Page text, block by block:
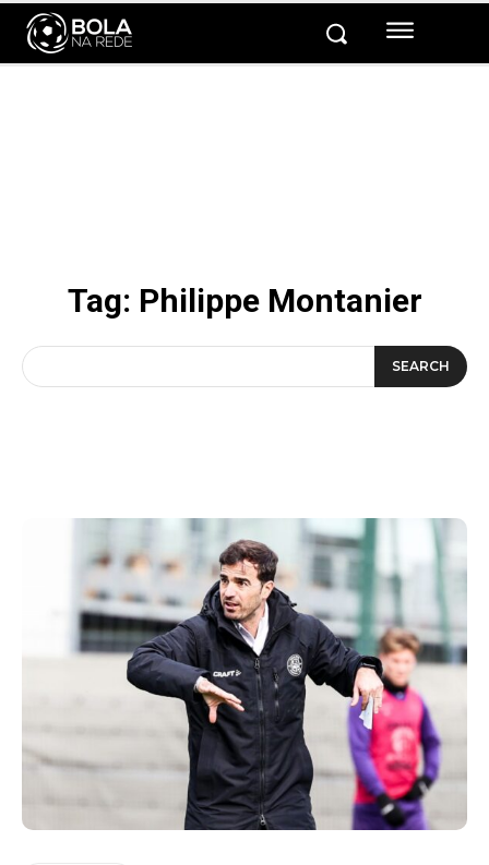
Tag: Philippe Montanier
SEARCH